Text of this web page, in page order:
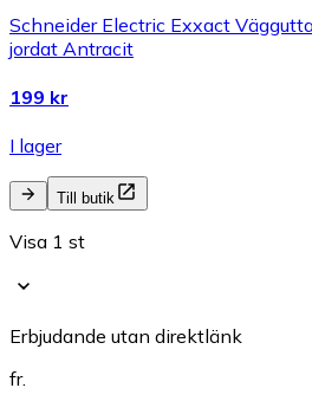
Schneider Electric Exxact
jordat Antracit
199 kr
I lager
Till butik
Visa 1 st
Erbjudande utan direktlänk
fr.